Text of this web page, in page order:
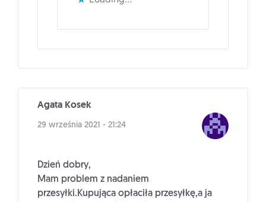
Agata Kosek
29 września 2021 - 21:24
Dzień dobry,
Mam problem z nadaniem
przesyłki.Kupująca opłaciła przesyłkę,a ja